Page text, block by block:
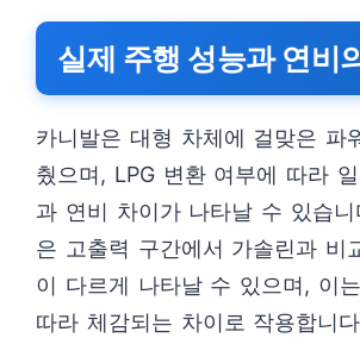
실제 주행 성능과 연비
카니발은 대형 차체에 걸맞은 파
췄으며, LPG 변환 여부에 따라
과 연비 차이가 나타날 수 있습니
은 고출력 구간에서 가솔린과 비
이 다르게 나타날 수 있으며, 이
따라 체감되는 차이로 작용합니